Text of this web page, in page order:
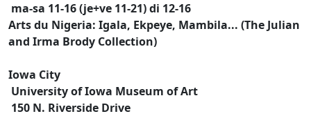
ma-sa 11-16 (je+ve 11-21) di 12-16
Arts du Nigeria: Igala, Ekpeye, Mambila... (The Julian
and Irma Brody Collection)
Iowa City
University of Iowa Museum of Art
150 N. Riverside Drive